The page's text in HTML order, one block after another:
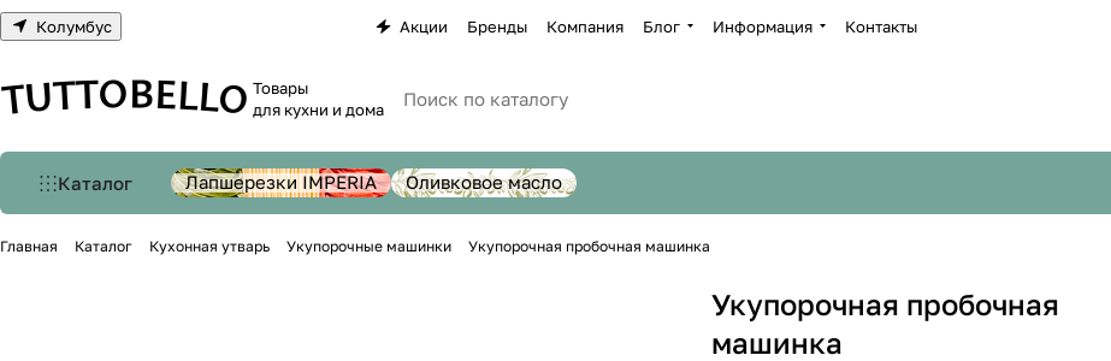
Колумбус Акции Бренды Компания Блог Информация Контакты
Товары
для кухни и дома
Каталог Лапшерезки IMPERIA Оливковое масло
Главная Каталог Кухонная утварь Укупорочные машинки Укупорочная пробочная машинка
Укупорочная пробочная
машинка